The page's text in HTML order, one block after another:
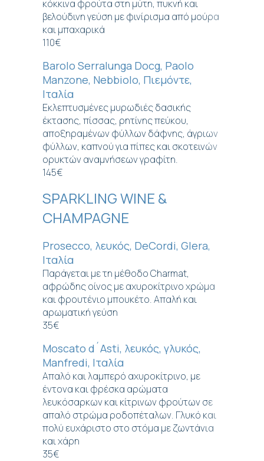
κόκκινα φρούτα στη μύτη, πυκνή και
βελούδινη γεύση με φινίρισμα από μούρα
και μπαχαρικά
110€
Barolo Serralunga Docg, Paolo
Manzone, Nebbiolo, Πιεμόντε,
Ιταλία
Εκλεπτυσμένες μυρωδιές δασικής
έκτασης, πίσσας, ρητίνης πεύκου,
αποξηραμένων φύλλων δάφνης, άγριων
φύλλων, καπνού για πίπες και σκοτεινών
ορυκτών αναμνήσεων γραφίτη.
145€
SPARKLING WINE &
CHAMPAGNE
Prosecco, λευκός, DeCordi, Glera,
Ιταλία
Παράγεται με τη μέθοδο Charmat,
αφρώδης οίνος με αχυροκίτρινο χρώμα
και φρουτένιο μπουκέτο. Απαλή και
αρωματική γεύση
35€
Moscato d´Asti, λευκός, γλυκός,
Manfredi, Ιταλία
Απαλό και λαμπερό αχυροκίτρινο, με
έντονα και φρέσκα αρώματα
λευκόσαρκων και κίτρινων φρούτων σε
απαλό στρώμα ροδοπέταλων. Γλυκό και
πολύ ευχάριστο στο στόμα με ζωντάνια
και χάρη
35€